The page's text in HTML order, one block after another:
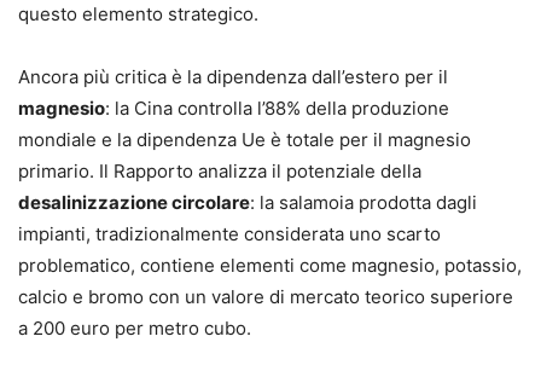
questo elemento strategico.
Ancora più critica è la dipendenza dall’estero per il
magnesio: la Cina controlla l’88% della produzione
mondiale e la dipendenza Ue è totale per il magnesio
primario. Il Rapporto analizza il potenziale della
desalinizzazione circolare: la salamoia prodotta dagli
impianti, tradizionalmente considerata uno scarto
problematico, contiene elementi come magnesio, potassio,
calcio e bromo con un valore di mercato teorico superiore
a 200 euro per metro cubo.